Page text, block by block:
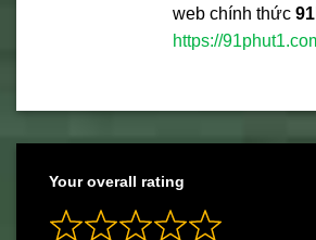
web chính thức
https://
Your overall rating